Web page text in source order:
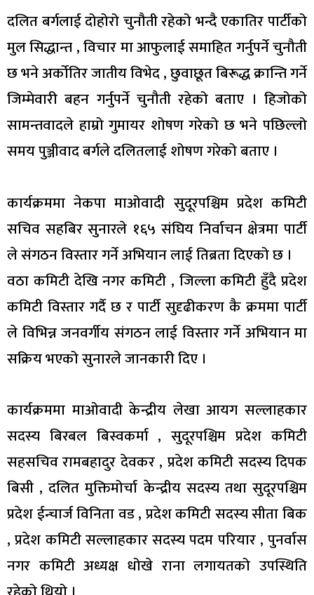
दलित बर्गलाई दोहोरो चुनौती रहेको भन्दै एकातिर पार्टीको
मुल सिद्धान्त , विचार मा आफुलाई समाहित गर्नुपर्ने चुनौती
छ भने अर्कोतिर जातीय विभेद , छुवाछूत बिरूद्ध क्रान्ति गर्ने
जिम्मेवारी बहन गर्नुपर्ने चुनौती रहेको बताए । हिजोको
सामन्तवादले हाम्रो गुमायर शोषण गरेको छ भने पछिल्लो
समय पुञ्जीवाद बर्गले दलितलाई शोषण गरेको बताए ।
कार्यक्रममा नेकपा माओवादी सुदूरपश्चिम प्रदेश कमिटी
सचिव सहबिर सुनारले १६५ संघिय निर्वाचन क्षेत्रमा पार्टी
ले संगठन विस्तार गर्ने अभियान लाई तिब्रता दिएको छ ।
वठा कमिटी देखि नगर कमिटी , जिल्ला कमिटी हुँदै प्रदेश
कमिटी विस्तार गर्दै छ र पार्टी सुदृढीकरण कै क्रममा पार्टी
ले विभिन्न जनवर्गीय संगठन लाई विस्तार गर्ने अभियान मा
सक्रिय भएको सुनारले जानकारी दिए ।
कार्यक्रममा माओवादी केन्द्रीय लेखा आयग सल्लाहकार
सदस्य बिरबल बिस्वकर्मा , सुदूरपश्चिम प्रदेश कमिटी
सहसचिव रामबहादुर देवकर , प्रदेश कमिटी सदस्य दिपक
बिसी , दलित मुक्तिमोर्चा केन्द्रीय सदस्य तथा सुदूरपश्चिम
प्रदेश ईन्चार्ज विनिता वड , प्रदेश कमिटी सदस्य सीता बिक
, प्रदेश कमिटी सल्लाहकार सदस्य पदम परियार , पुनर्वास
नगर कमिटी अध्यक्ष धोखे राना लगायतको उपस्थिति